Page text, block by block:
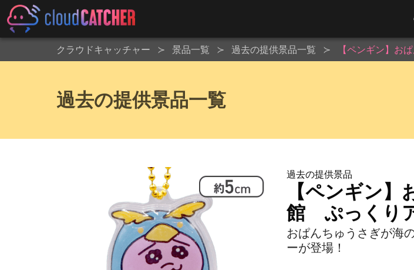
クラウドキャッチャー 景品一覧 過去の提供景品一覧 【ペンギン】お
過去の提供景品一覧
過去の提供景品
【ペンギン
館 ぷっくり
おぱんちゅうさぎが海
ーが登場！